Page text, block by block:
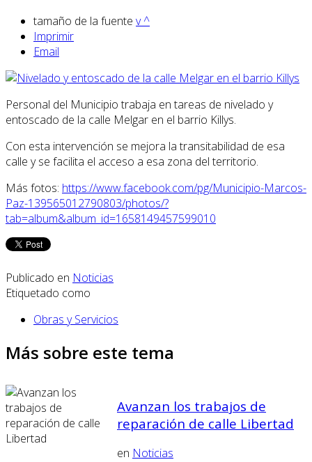
tamaño de la fuente v^
Imprimir
Email
Personal del Municipio trabaja en tareas de nivelado y
entoscado de la calle Melgar en el barrio Killys.
Con esta intervención se mejora la transitabilidad de esa
calle y se facilita el acceso a esa zona del territorio.
Más fotos: https://www.facebook.com/pg/Municipio-Marcos-
Paz-139565012790803/photos/?
tab=album&album_id=1658149457599010
Publicado en Noticias
Etiquetado como
Obras y Servicios
Más sobre este tema
Avanzan los trabajos de
reparación de calle Libertad
en Noticias